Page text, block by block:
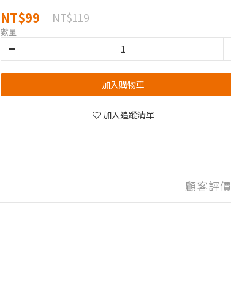
NT$99 NT$119
數量
加入購物車
加入追蹤清單
顧客評價